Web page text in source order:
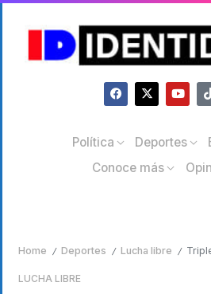
Política Deportes
Conoce más
Home / Deportes / Lucha libre /
LUCHA LIBRE